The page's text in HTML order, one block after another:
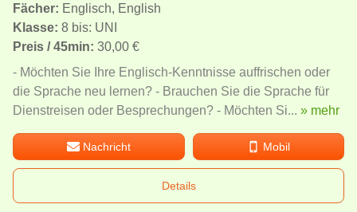
Fächer: Englisch, English
Klasse: 8 bis: UNI
Preis / 45min: 30,00 €
- Möchten Sie Ihre Englisch-Kenntnisse auffrischen oder
die Sprache neu lernen? - Brauchen Sie die Sprache für
Dienstreisen oder Besprechungen? - Möchten Si... » mehr
Nachricht Mobil
Details